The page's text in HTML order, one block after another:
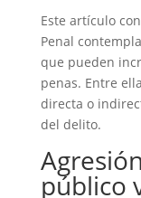
Este artículo
Penal
que pueden
penas. Entre
directa o
del delito.
público